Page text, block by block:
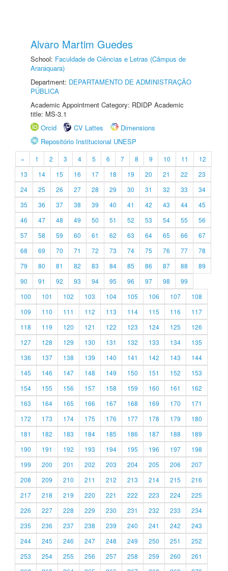
Alvaro Martim Guedes
School: Faculdade de Ciências e Letras (Câmpus de
Araraquara)
Department: DEPARTAMENTO DE ADMINISTRAÇÃO
PÚBLICA
Academic Appointment Category: RDIDP Academic
title: MS-3.1
Orcid
CV Lattes
Dimensions
Repositório Institucional UNESP
« 1 2 3 4 5 6 7 8 9 10 11
12
13
14 15 16 17 18 19 20 21 22
23
24
25 26 27 28 29 30 31 32 33
34
35
36 37 38 39 40 41 42 43 44
45
46
47 48 49 50 51 52 53 54 55
56
57
58 59 60 61 62 63 64 65 66
67
68
69 70 71 72 73 74 75 76 77
78
79
80 81 82 83 84 85 86 87 88
89
90
91 92 93 94 95 96 97 98
99
100
101 102 103 104 105 106 107
108
109
110 111 112 113 114 115 116
117
118
119 120 121 122 123 124 125
126
127
128 129 130 131 132 133 134
135
136
137 138 139 140 141 142 143
144
145
146 147 148 149 150 151 152
153
154
155 156 157 158 159 160 161
162
163
164 165 166 167 168 169 170
171
172
173 174 175 176 177 178 179
180
181
182 183 184 185 186 187 188
189
190
191 192 193 194 195 196 197
198
199
200 201 202 203 204 205 206
207
208
209 210 211 212 213 214 215
216
217
218 219 220 221 222 223 224
225
226
227 228 229 230 231 232 233
234
235
236 237 238 239 240 241 242
243
244
245 246 247 248 249 250 251
252
253
254 255 256 257 258 259 260
261